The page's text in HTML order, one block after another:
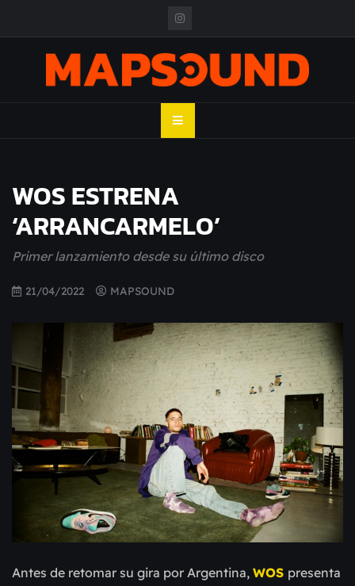
MAPSOUND
WOS ESTRENA
‘ARRANCARMELO’
Primer lanzamiento desde su último disco
21/04/2022 MAPSOUND
Antes de retomar su gira por Argentina, WOS presenta